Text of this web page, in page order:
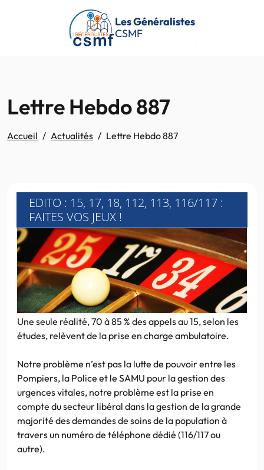
Passer au contenu principal
Les Généralistes
CSMF
Lettre Hebdo 887
Accueil Actualités Lettre Hebdo 887
EDITO : 15, 17, 18, 112, 113, 116/117 :
FAITES VOS JEUX !
Une seule réalité, 70 à 85 % des appels au 15, selon les
études, relèvent de la prise en charge ambulatoire.
Notre problème n’est pas la lutte de pouvoir entre les
Pompiers, la Police et le SAMU pour la gestion des
urgences vitales, notre problème est la prise en
compte du secteur libéral dans la gestion de la grande
majorité des demandes de soins de la population à
travers un numéro de téléphone dédié (116/117 ou
autre).